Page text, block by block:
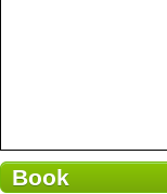
Book